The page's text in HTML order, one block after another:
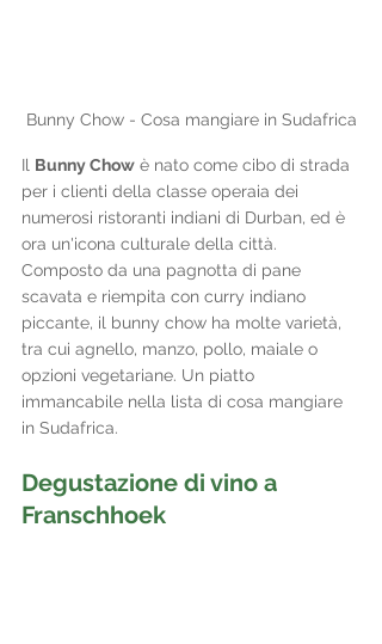
Bunny Chow - Cosa mangiare in Sudafrica
Il Bunny Chow è nato come cibo di strada
per i clienti della classe operaia dei
numerosi ristoranti indiani di Durban, ed è
ora un'icona culturale della città.
Composto da una pagnotta di pane
scavata e riempita con curry indiano
piccante, il bunny chow ha molte varietà,
tra cui agnello, manzo, pollo, maiale o
opzioni vegetariane. Un piatto
immancabile nella lista di cosa mangiare
in Sudafrica.
Degustazione di vino a
Franschhoek